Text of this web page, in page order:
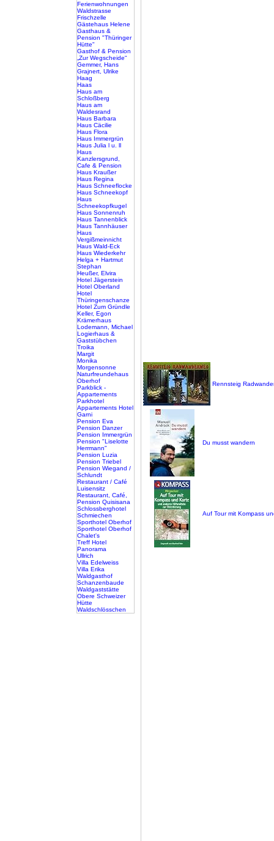
Ferienwohnungen
Waldstrasse
Frischzelle
Gästehaus Helene
Gasthaus &
Pension "Thüringer
Hütte"
Gasthof & Pension
„Zur Wegscheide“
Gemmer, Hans
Grajnert, Ulrike
Haag
Haas
Haus am
Schloßberg
Haus am
Waldesrand
Haus Barbara
Haus Cäcilie
Haus Flora
Haus Immergrün
Haus Julia l u. ll
Haus
Kanzlersgrund,
Cafe & Pension
Haus Kraußer
Haus Regina
Haus Schneeflocke
Haus Schneekopf
Haus
Schneekopfkugel
Haus Sonnenruh
Haus Tannenblick
Haus Tannhäuser
Haus
Vergißmeinnicht
Haus Wald-Eck
Haus Wiederkehr
Helga + Hartmut
Stephan
Heußer, Elvira
Hotel Jägerstein
Hotel Oberland
Hotel
Thüringenschanze
Hotel Zum Gründle
Keller, Egon
Krämerhaus
Lodemann, Michael
Logierhaus &
Gaststübchen
Troika
Margit
Monika
Morgensonne
Naturfreundehaus
Oberhof
Parkblick -
Appartements
Parkhotel
Appartements Hotel
Garni
Pension Eva
Pension Danzer
Pension Immergrün
Pension "Liselotte
Herrmann"
Pension Luzia
Pension Triebel
Pension Wiegand /
Schlundt
Restaurant / Café
Luisensitz
Restaurant, Café,
Pension Quisisana
Schlossberghotel
Schmiechen
Sporthotel Oberhof
Sporthotel Oberhof
Chalet's
Treff Hotel
Panorama
Ullrich
Villa Edelweiss
Villa Erika
Waldgasthof
Schanzenbaude
Waldgaststätte
Obere Schweizer
Hütte
Waldschlösschen
Rennsteig
Du musst wandern
Auf Tour mit Kompass